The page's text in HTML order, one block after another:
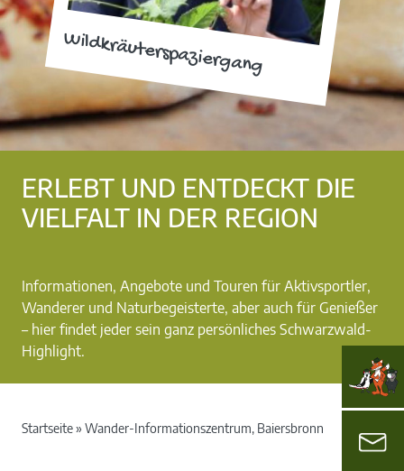
Wildkräuterspaziergang
ERLEBT UND ENTDECKT DIE
VIELFALT IN DER REGION
Informationen, Angebote und Touren für Aktivsportler,
Wanderer und Naturbegeisterte, aber auch für Genießer
– hier findet jeder sein ganz persönliches Schwarzwald-
Highlight.
Startseite» Wander-Informationszentrum, Baiersbronn